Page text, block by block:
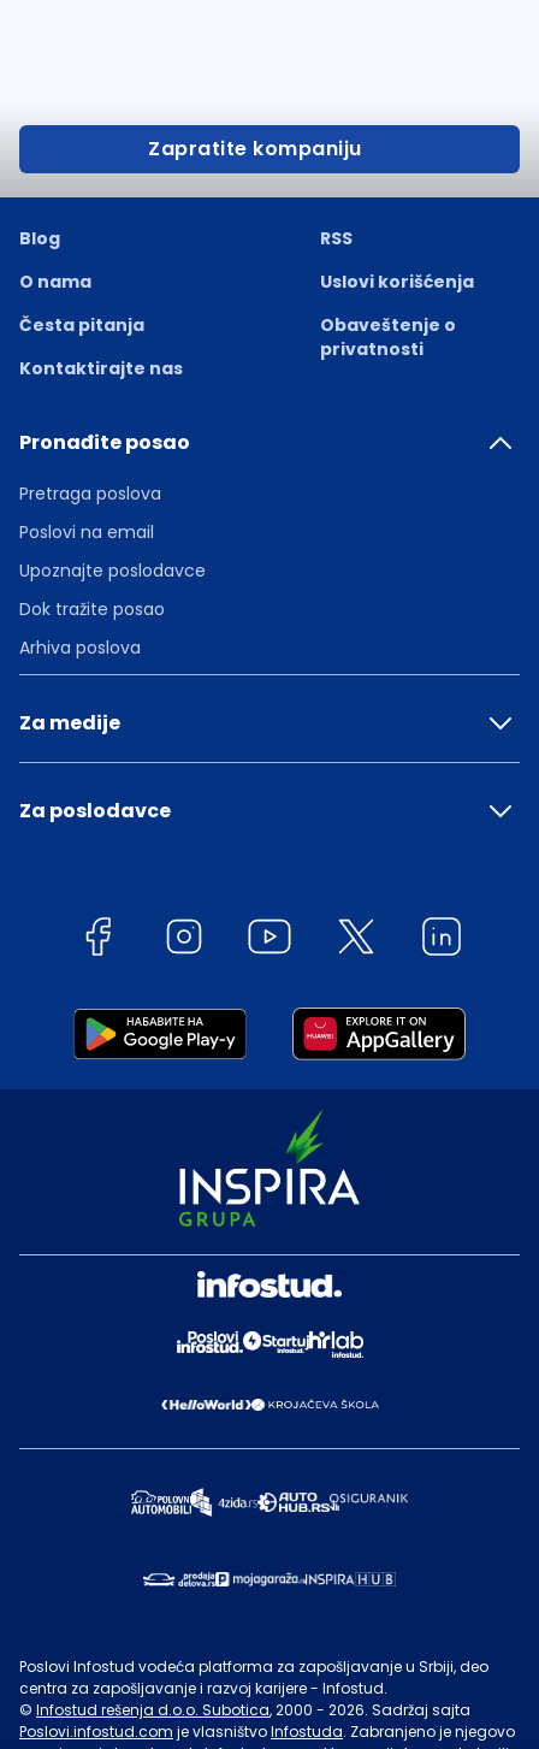
Zapratite kompaniju
Blog
O nama
Česta pitanja
Kontaktirajte nas
RSS
Uslovi korišćenja
Obaveštenje o
privatnosti
Pronađite posao
Pretraga poslova
Poslovi na email
Upoznajte poslodavce
Dok tražite posao
Arhiva poslova
Za medije
Za poslodavce
Poslovi Infostud vodeća platforma za zapošljavanje u Srbiji, deo
centra za zapošljavanje i razvoj karijere - Infostud.
© Infostud rešenja d.o.o. Subotica, 2000 - 2026. Sadržaj sajta
Poslovi.infostud.com je vlasništvoInfostuda. Zabranjeno je njegovo